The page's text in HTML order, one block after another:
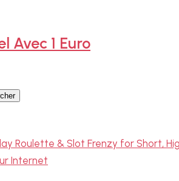
Avec 1 Euro
Roulette & Slot Frenzy for Short,
Internet